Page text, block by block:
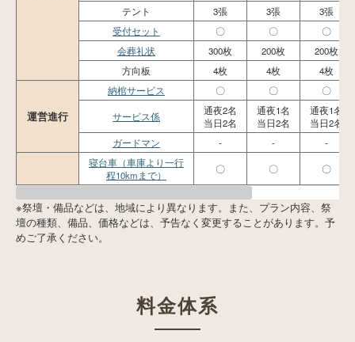
テント
3張 3張
3張
受付セット
〇 〇
〇
会葬礼状
300枚 200枚
200枚
方向板
4枚 4枚 4枚
運営進行
納棺サービス 〇 〇 〇
サービス係
通夜2名
当日2名
通夜1名
当日2名
通夜1名
当日2名
ガードマン
- -
-
寝台車（車庫より一行
程10kmまで）
〇 〇 〇
※祭壇・備品などは、地域により異なります。また、プラン内容、祭
壇の種類、備品、価格などは、予告なく変更することがあります。予
めご了承ください。
料金体系